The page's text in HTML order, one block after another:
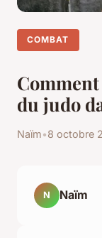
COMBAT
du judo
Naïm•8 octobre
N Naïm